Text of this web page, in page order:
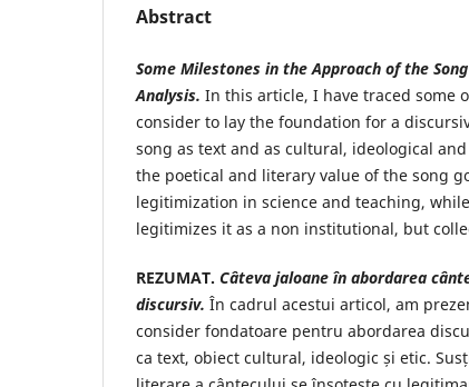
Abstract
Some Milestones in the Approach of the
Analysis. In this article, I have traced some
consider to lay the foundation for a
song as text and as cultural, ideological
the poetical and literary value of the song
legitimization in science and teaching,
legitimizes it as a non institutional, but
REZUMAT. Câteva jaloane în abordarea
discursiv. În cadrul acestui articol, am
consider fondatoare pentru abordarea
ca text, obiect cultural, ideologic și etic.